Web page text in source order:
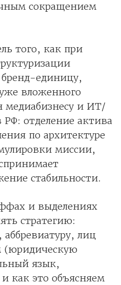
сокращением
того, как при
единицу,
вложенного
медиабизнесу и ИТ/
отделение актива
по архитектуре
миссии,
стабильности.
и выделениях
стратегию:
лиц
(юридическую
язык,
как это объясняем